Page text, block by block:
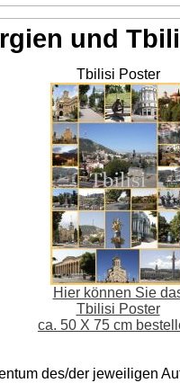
und
Tbilisi Poster
Hier können Sie
Tbilisi Poster
ca. 50 X 75 cm
des/der jeweiligen